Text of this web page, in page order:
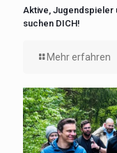
Aktive, Jugendspieler
suchen DICH!
Mehr erfahren